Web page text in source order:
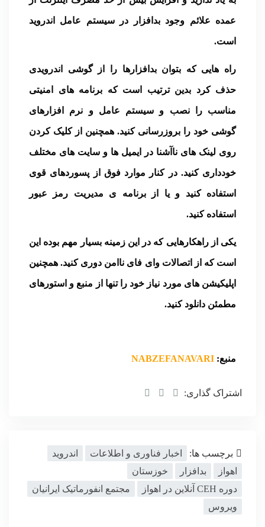
عمده علائم وجود بدافزار در سیستم عامل اندروید
است.
راه هایی که بتوان بدافزارها را از گوشی اندرویدی
حذف کرد بدین ترتیب است که برنامه های امنیتی
مناسب را نصب و سیستم عامل و نرم افزارهای
گوشی خود را بروزرسانی کنید. همچنین از کلیک کردن
روی لینک های ناآشنا در ایمیل ها و سایت های مختلف
خودداری کنید. در کنار موارد فوق از پسوردهای قوی
استفاده کنید و یا از برنامه ی مدیریت رمز عبور
استفاده کنید.
یکی از راهکارهایی که در این زمینه بسیار مهم بوده این
است که از اتصالات وای فای ناامن دوری کنید. همچنین
اپلیکیشن های مورد نیاز خود را تنها از منبع و استورهای
مطمئن دانلود کنید.
منبع: NABZEFANAVARI
اشتراک گذاری:
برچسب ها: اخبار فناوری و اطلاعات
اندروید
اهواز
بدافزار
خوزستان
دوره CEH آنلاین در اهواز
مجتمع انفورماتیک ایرانیان
ویروس